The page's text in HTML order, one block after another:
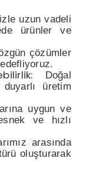
uzun vadeli
ürünler ve
çözümler
Doğal
üretim
uygun ve
ve hızlı
arasında
oluşturarak